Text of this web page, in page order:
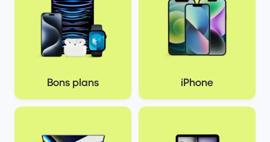
Bons plans iPhone